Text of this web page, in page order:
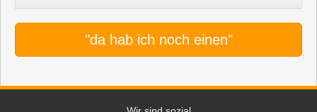
"da hab ich noch einen"